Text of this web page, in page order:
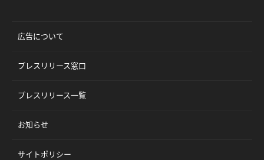
広告について
プレスリリース窓口
プレスリリース一覧
お知らせ
サイトポリシー